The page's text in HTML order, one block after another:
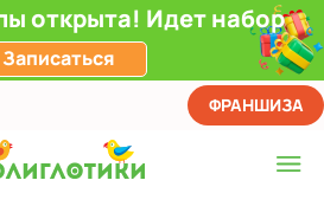
открыта! Идет набор
Записаться
ФРАНШИЗА